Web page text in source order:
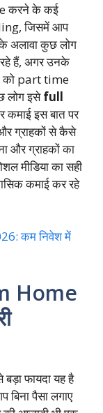
करने के कई
जिसमें आप
अलावा कुछ लोग
हैं, अगर उनके
को part time
लोग इसेfull
इस बात पर
ग्राहकों से कैसे
और ग्राहकों का
मीडिया का सही
कमाई कर रहे
कम निवेश में
Home
फायदा यह है
बिना पैसा लगाए